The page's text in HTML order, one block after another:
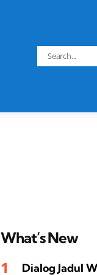
Search
for:
What’s New
Dialog Jadul